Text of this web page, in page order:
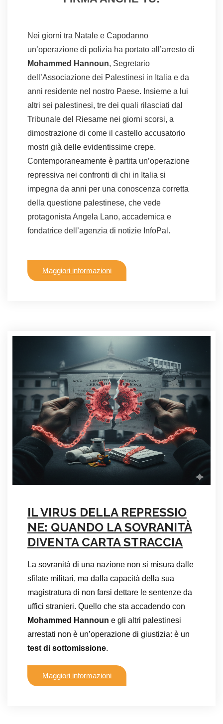
Nei giorni tra Natale e Capodanno
un’operazione di polizia ha portato all’arresto di
Mohammed Hannoun, Segretario
dell’Associazione dei Palestinesi in Italia e da
anni residente nel nostro Paese. Insieme a lui
altri sei palestinesi, tre dei quali rilasciati dal
Tribunale del Riesame nei giorni scorsi, a
dimostrazione di come il castello accusatorio
mostri già delle evidentissime crepe.
Contemporaneamente è partita un’operazione
repressiva nei confronti di chi in Italia si
impegna da anni per una conoscenza corretta
della questione palestinese, che vede
protagonista Angela Lano, accademica e
fondatrice dell’agenzia di notizie InfoPal.
Maggiori informazioni
IL VIRUS DELLA REPRESSIO
NE: QUANDO LA SOVRANITÀ
DIVENTA CARTA STRACCIA
La sovranità di una nazione non si misura dalle
sfilate militari, ma dalla capacità della sua
magistratura di non farsi dettare le sentenze da
uffici stranieri. Quello che sta accadendo con
Mohammed Hannoun e gli altri palestinesi
arrestati non è un’operazione di giustizia: è un
test di sottomissione.
Maggiori informazioni